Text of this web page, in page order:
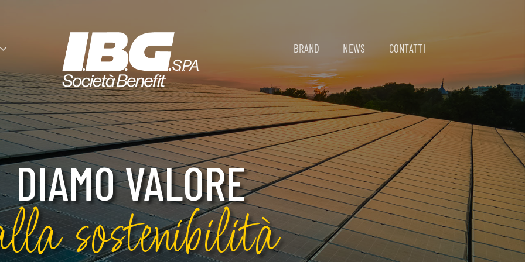
BRAND NEWS CONTATTI
DIAMO VALORE
sostenibilità